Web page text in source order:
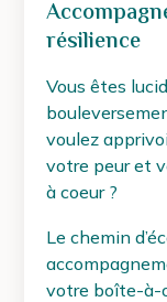
résilience
Vous êtes
voulez
votre peur et
à coeur ?
Le chemin
votre boîte-à-